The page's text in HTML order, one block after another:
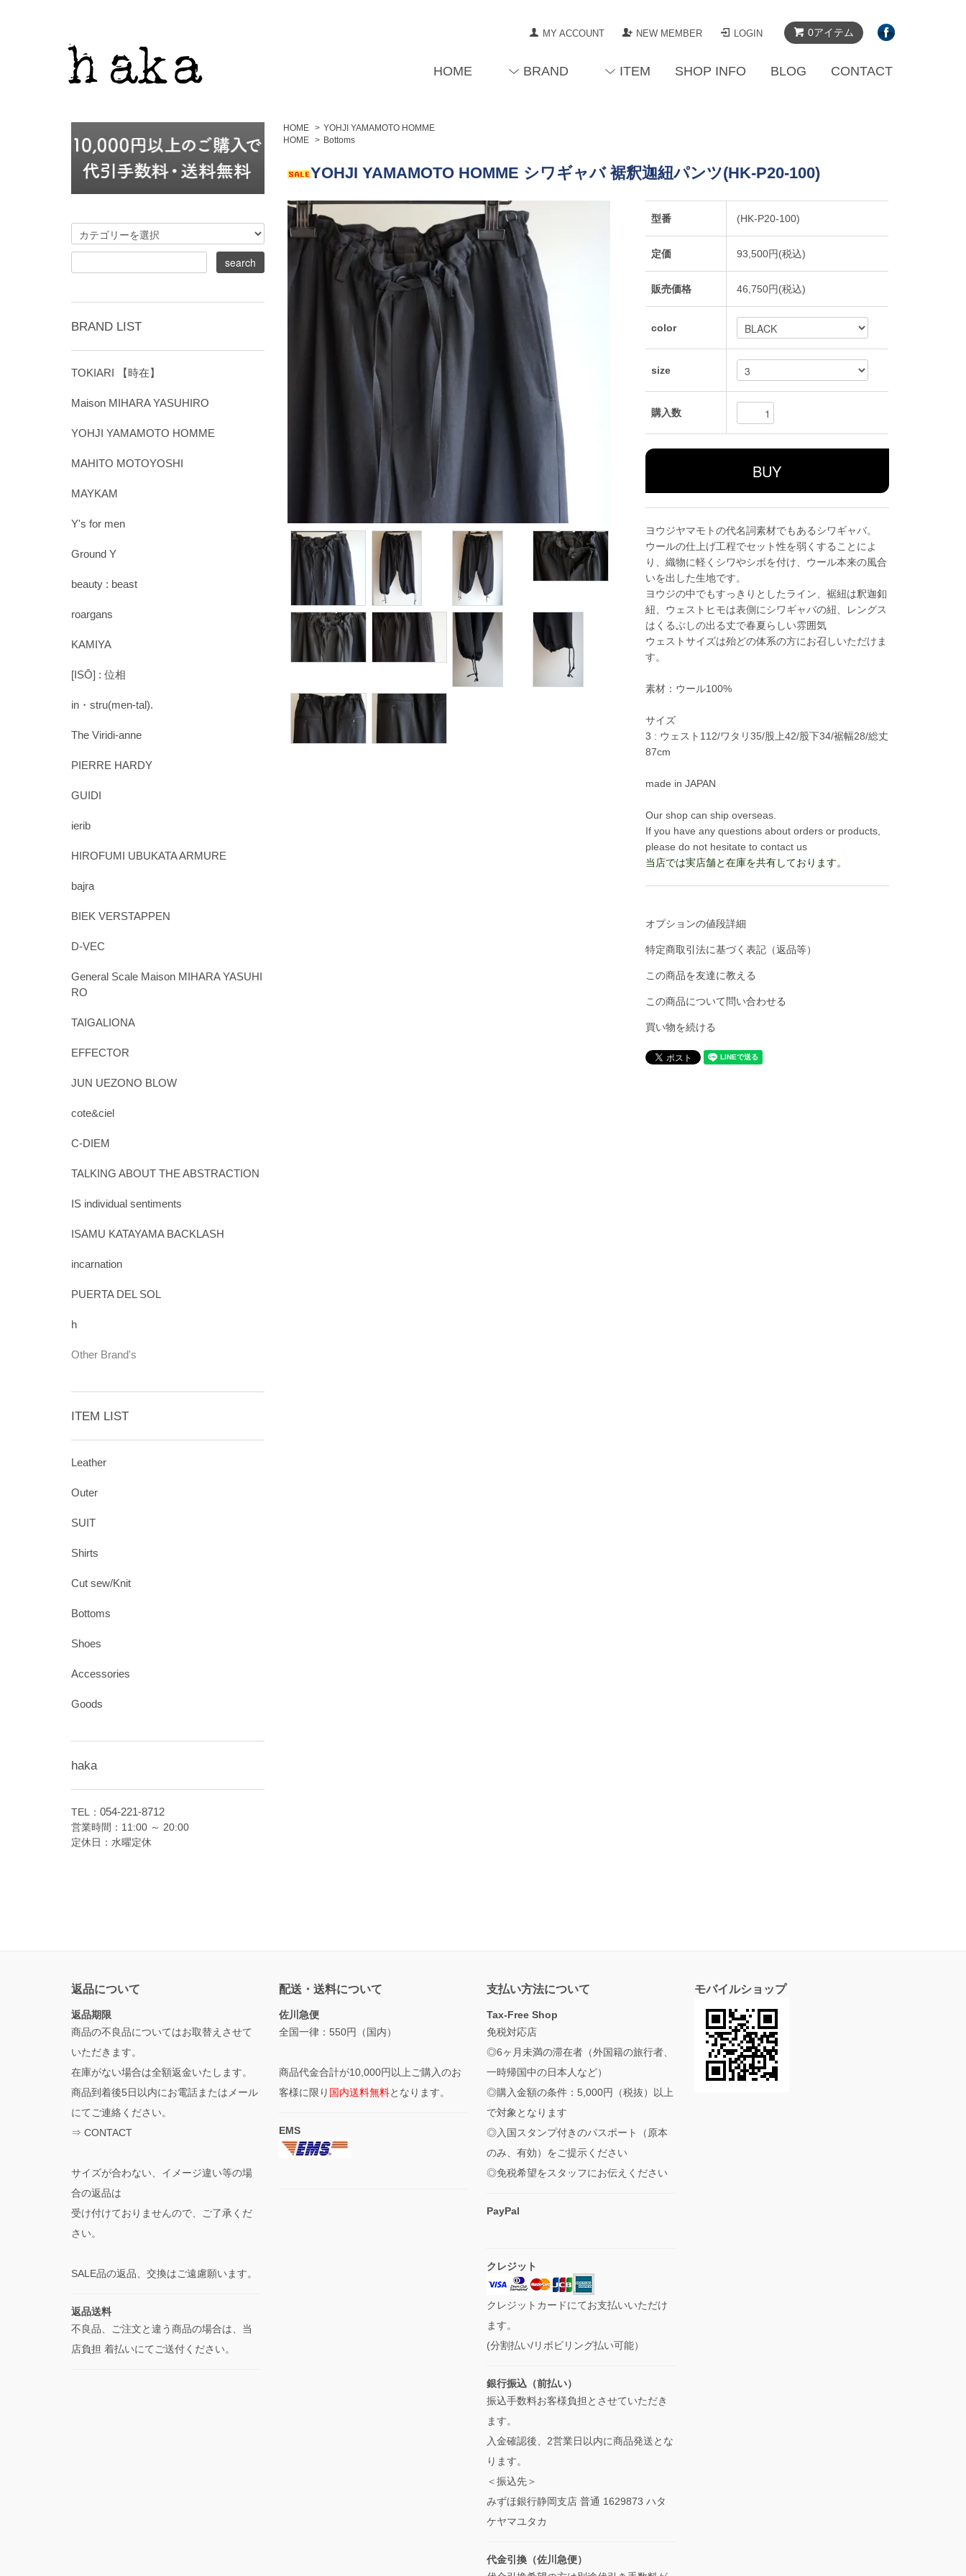
0アイテム
MY ACCOUNT NEW MEMBER LOGIN
HOME BRAND ITEM SHOP INFO BLOG CONTACT
HOME > YOHJI YAMAMOTO HOMME
HOME
> Bottoms
YOHJI YAMAMOTO HOMME シワギャバ 裾釈迦紐パンツ(HK-P20-100)
型番 (HK-P20-100)
定価 93,500円(税込)
販売価格 46,750円(税込)
color
size
購入数
ヨウジヤマモトの代名詞素材でもあるシワギャバ。
ウールの仕上げ工程でセット性を弱くすることによ
り、織物に軽くシワやシボを付け、ウール本来の風合
いを出した生地です。
ヨウジの中でもすっきりとしたライン、裾紐は釈迦釦
紐、ウェストヒモは表側にシワギャバの紐、レングス
はくるぶしの出る丈で春夏らしい雰囲気
ウェストサイズは殆どの体系の方にお召しいただけま
す。
素材：ウール100%
サイズ
3 : ウェスト112/ワタリ35/股上42/股下34/裾幅28/総丈
87cm
made in JAPAN
Our shop can ship overseas.
If you have any questions about orders or products,
please do not hesitate to contact us
当店では実店舗と在庫を共有しております。
オプションの値段詳細
特定商取引法に基づく表記（返品等）
この商品を友達に教える
この商品について問い合わせる
買い物を続ける
BRAND LIST
TOKIARI 【時在】
Maison MIHARA YASUHIRO
YOHJI YAMAMOTO HOMME
MAHITO MOTOYOSHI
MAYKAM
Y's for men
Ground Y
beauty : beast
roargans
KAMIYA
[ISŌ] : 位相
in・stru(men-tal).
The Viridi-anne
PIERRE HARDY
GUIDI
ierib
HIROFUMI UBUKATA ARMURE
bajra
BIEK VERSTAPPEN
D-VEC
General Scale Maison MIHARA YASUHI
RO
TAIGALIONA
EFFECTOR
JUN UEZONO BLOW
cote&ciel
C-DIEM
TALKING ABOUT THE ABSTRACTION
IS individual sentiments
ISAMU KATAYAMA BACKLASH
incarnation
PUERTA DEL SOL
h
Other Brand's
ITEM LIST
Leather
Outer
SUIT
Shirts
Cut sew/Knit
Bottoms
Shoes
Accessories
Goods
haka
TEL： 054-221-8712
営業時間：11:00 ～ 20:00
定休日：水曜定休
返品について
返品期限
商品の不良品についてはお取替えさせて
いただきます。
在庫がない場合は全額返金いたします。
商品到着後5日以内にお電話またはメール
にてご連絡ください。
⇒ CONTACT
サイズが合わない、イメージ違い等の場
合の返品は
受け付けておりませんので、ご了承くだ
さい。
SALE品の返品、交換はご遠慮願います。
返品送料
不良品、ご注文と違う商品の場合は、当
店負担 着払いにてご送付ください。
配送・送料について
佐川急便
全国一律：550円（国内）
商品代金合計が10,000円以上ご購入のお
客様に限り 国内送料無料となります。
EMS
支払い方法について
Tax-Free Shop
免税対応店
◎6ヶ月未満の滞在者（外国籍の旅行者、
一時帰国中の日本人など）
◎購入金額の条件：5,000円（税抜）以上
で対象となります
◎入国スタンプ付きのパスポート（原本
のみ、有効）をご提示ください
◎免税希望をスタッフにお伝えください
PayPal
クレジット
クレジットカードにてお支払いいただけ
ます。
(分割払い/リボビリング払い可能）
銀行振込（前払い）
振込手数料お客様負担とさせていただき
ます。
入金確認後、2営業日以内に商品発送とな
ります。
＜振込先＞
みずほ銀行静岡支店 普通 1629873 ハタ
ケヤマユタカ
代金引換（佐川急便）
モバイルショップ